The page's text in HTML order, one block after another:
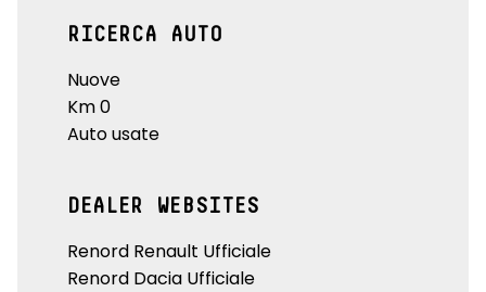
RICERCA AUTO
Nuove
Km 0
Auto usate
DEALER WEBSITES
Renord Renault Ufficiale
Renord Dacia Ufficiale